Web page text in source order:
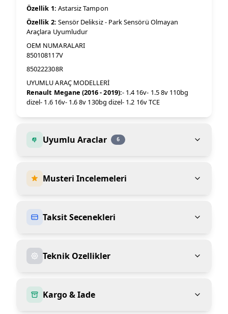
Özellik 1: Astarsiz Tampon
Özellik 2: Sensör Deliksiz - Park Sensörü Olmayan
Araçlara Uyumludur
OEM NUMARALARI
850108117V
850222308R
UYUMLU ARAÇ MODELLERİ
Renault Megane (2016 - 2019):- 1.4 16v- 1.5 8v 110bg
dizel- 1.6 16v- 1.6 8v 130bg dizel- 1.2 16v TCE
Uyumlu Araclar 6
Musteri Incelemeleri
Taksit Secenekleri
Teknik Ozellikler
Kargo & Iade